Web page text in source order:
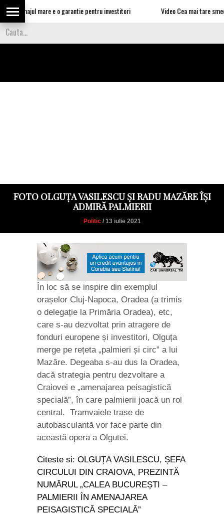
mare e o garantie pentru investitori Video Cea mai tare
FOTO OLGUȚA VASILESCU ȘI RADU MAZĂRE ÎȘI
ADMIRĂ PALMIERII
Politic/ 13 iulie 2021
În loc să se inspire din exemplul
orașelor Cluj-Napoca, Oradea (a trimis
o delegație la Primăria Oradea), etc,
care s-au dezvoltat prin atragere de
fonduri europene și investitori, Olguța
merge pe rețeta „palmieri și circ” a lui
Mazăre. Degeaba s-au dus la Oradea,
dacă strategia pentru dezvoltare a
Craiovei e „amenajarea peisagistică
specială”, în care palmierii joacă un rol
central. Tramvaiele trase de
autobasculantă vor face parte din
această opera a Olgutei.
Citeste si: OLGUȚA VASILESCU, ȘEFA
CIRCULUI DIN CRAIOVA, PREZINTĂ
NUMĂRUL „CALEA BUCUREȘTI –
PALMIERII ÎN AMENAJAREA
PEISAGISTICĂ SPECIALĂ”